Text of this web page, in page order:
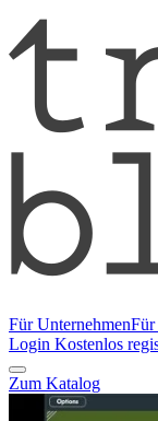
Für Unternehmen
Login Kostenlos
Zum Katalog